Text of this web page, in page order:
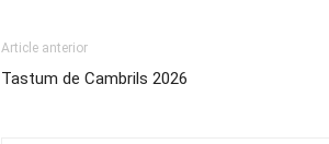
Article anterior
Tastum de Cambrils 2026